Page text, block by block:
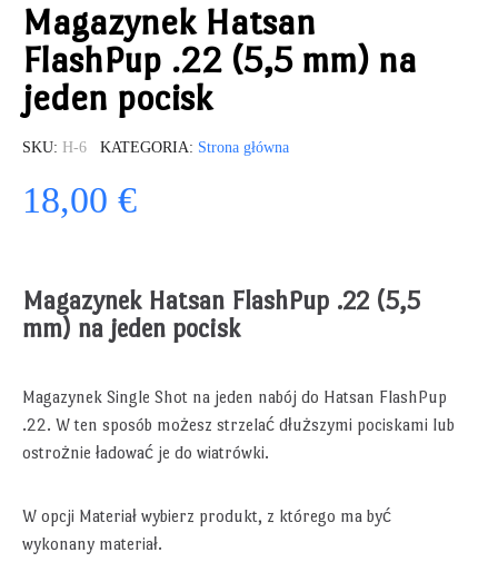
Magazynek Hatsan
FlashPup .22 (5,5 mm) na
jeden pocisk
SKU H-6 KATEGORIA Strona główna
18,00 €
Magazynek Hatsan FlashPup .22 (5,5
mm) na jeden pocisk
Magazynek Single Shot na jeden nabój do Hatsan FlashPup
.22. W ten sposób możesz strzelać dłuższymi pociskami lub
ostrożnie ładować je do wiatrówki.
W opcji Materiał wybierz produkt, z którego ma być
wykonany materiał.